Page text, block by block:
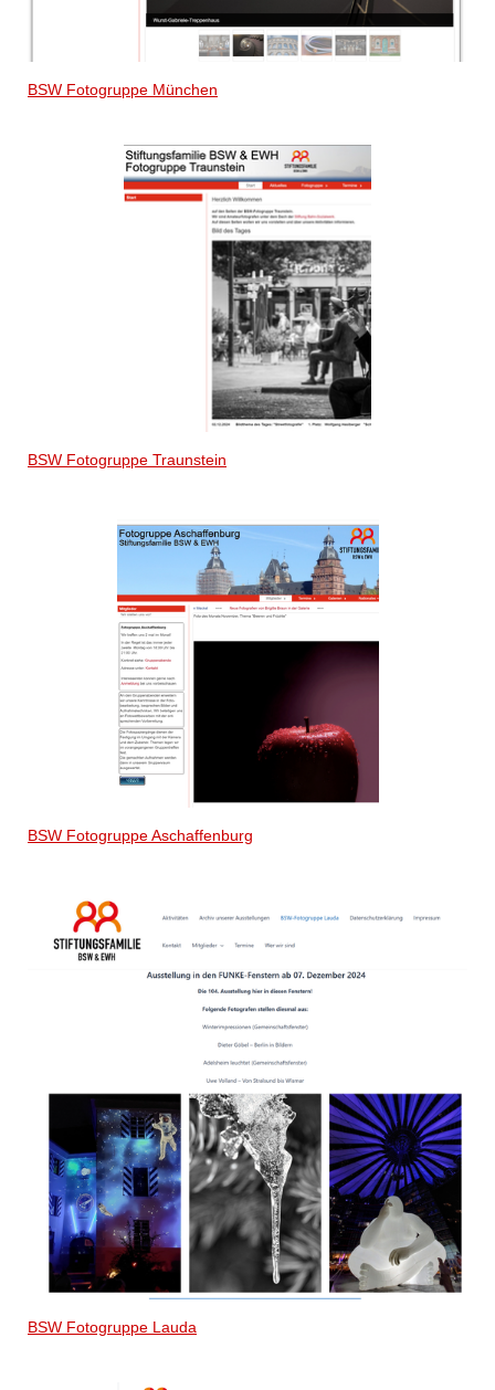
BSW Fotogruppe München
BSW Fotogruppe Traunstein
BSW Fotogruppe Aschaffenburg
BSW Fotogruppe Lauda